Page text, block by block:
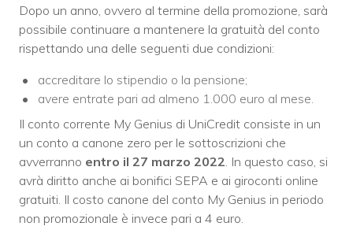
Dopo un anno, ovvero al termine della promozione, sarà
possibile continuare a mantenere la gratuità del conto
rispettando una delle seguenti due condizioni:
accreditare lo stipendio o la pensione;
avere entrate pari ad almeno 1.000 euro al mese.
Il conto corrente My Genius di UniCredit consiste in un
un conto a canone zero per le sottoscrizioni che
avverranno entro il 27 marzo 2022. In questo caso, si
avrà diritto anche ai bonifici SEPA e ai giroconti online
gratuiti. Il costo canone del conto My Genius in periodo
non promozionale è invece pari a 4 euro.